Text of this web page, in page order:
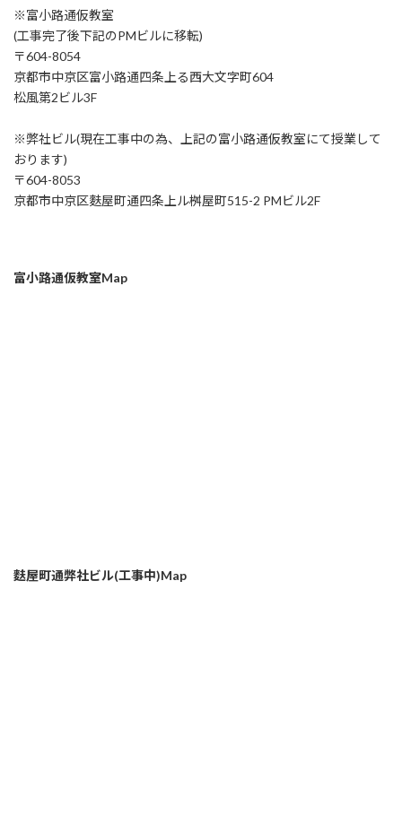
※富小路通仮教室
(工事完了後下記のPMビルに移転)
〒604-8054
京都市中京区富小路通四条上る西大文字町604
松風第2ビル3F
※弊社ビル(現在工事中の為、上記の富小路通仮教室にて授業して
おります)
〒604-8053
京都市中京区麩屋町通四条上ル桝屋町515-2 PMビル2F
富小路通仮教室Map
麩屋町通弊社ビル(工事中)Map